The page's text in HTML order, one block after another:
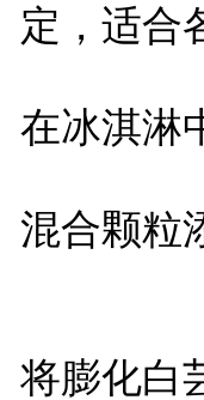
定，适合
在冰淇淋
混合颗粒
将膨化白